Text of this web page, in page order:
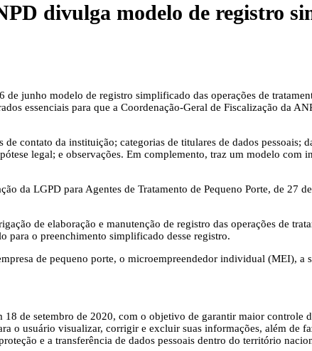
divulga modelo de registro
junho modelo de registro simplificado das operações de
essenciais para que a Coordenação-Geral de Fiscalização da
contato da instituição; categorias de titulares de dados pessoais;
legal; e observações. Em complemento, traz um modelo com
da LGPD para Agentes de Tratamento de Pequeno Porte, de 27
de elaboração e manutenção de registro das operações de
para o preenchimento simplificado desse registro.
de pequeno porte, o microempreendedor individual (MEI),
de setembro de 2020, com o objetivo de garantir maior controle
o usuário visualizar, corrigir e excluir suas informações, além de
e a transferência de dados pessoais dentro do território